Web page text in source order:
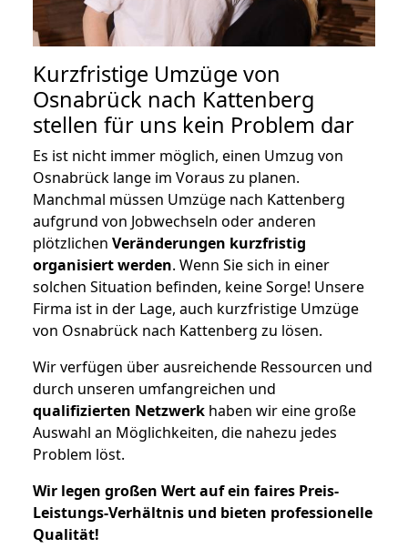
Kurzfristige Umzüge von
Osnabrück nach Kattenberg
stellen für uns kein Problem dar
Es ist nicht immer möglich, einen Umzug von
Osnabrück lange im Voraus zu planen.
Manchmal müssen Umzüge nach Kattenberg
aufgrund von Jobwechseln oder anderen
plötzlichen Veränderungen kurzfristig
organisiert werden. Wenn Sie sich in einer
solchen Situation befinden, keine Sorge! Unsere
Firma ist in der Lage, auch kurzfristige Umzüge
von Osnabrück nach Kattenberg zu lösen.
Wir verfügen über ausreichende Ressourcen und
durch unseren umfangreichen und
qualifizierten Netzwerk haben wir eine große
Auswahl an Möglichkeiten, die nahezu jedes
Problem löst.
Wir legen großen Wert auf ein faires Preis-
Leistungs-Verhältnis und bieten professionelle
Qualität!